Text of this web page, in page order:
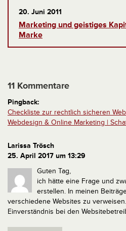
20. Juni 2011
Marketing und geistiges
Marke
11 Kommentare
Pingback:
Checkliste zur rechtlich sicheren
Webdesign & Online Marketing |
Larissa Trösch
25. April 2017 um 13:29
Guten Tag,
ich hätte eine Frage und
erstellen. In meinen
verschiedene Websites zu
Einverständnis bei den